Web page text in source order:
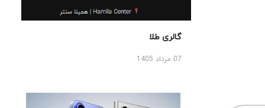
گالری طلا
07 مرداد 1405